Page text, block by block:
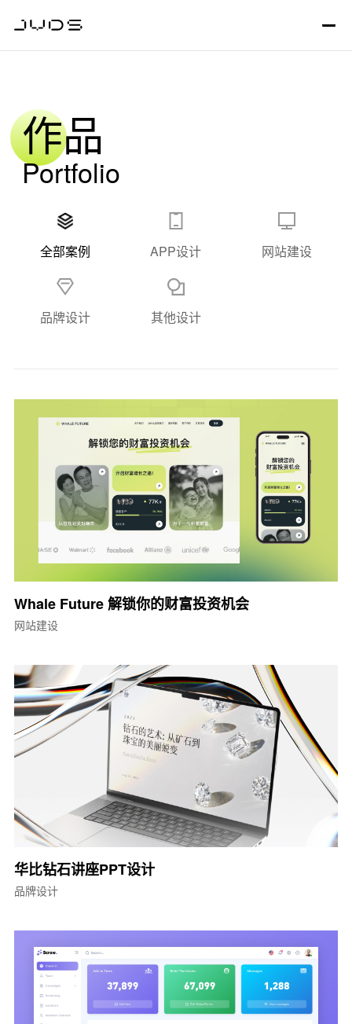
作品
Portfolio
全部案例 APP设计 网站建设
品牌设计 其他设计
Whale Future 解锁你的财富投资机会
网站建设
华比钻石讲座PPT设计
品牌设计